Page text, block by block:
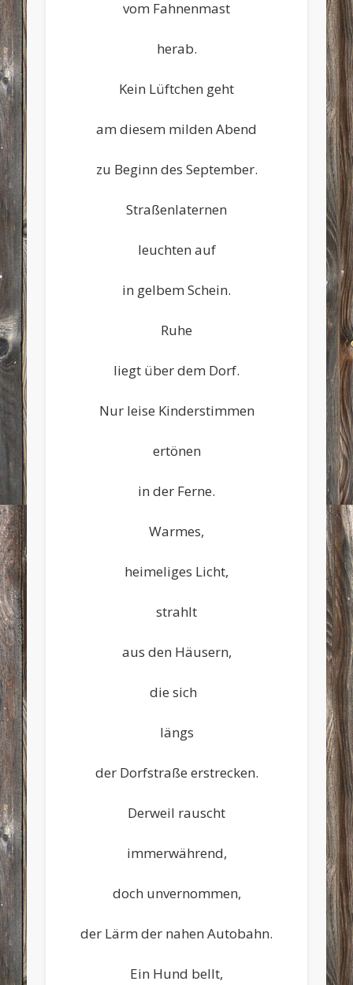
vom Fahnenmast
herab.
Kein Lüftchen geht
am diesem milden Abend
zu Beginn des September.
Straßenlaternen
leuchten auf
in gelbem Schein.
Ruhe
liegt über dem Dorf.
Nur leise Kinderstimmen
ertönen
in der Ferne.
Warmes,
heimeliges Licht,
strahlt
aus den Häusern,
die sich
längs
der Dorfstraße erstrecken.
Derweil rauscht
immerwährend,
doch unvernommen,
der Lärm der nahen Autobahn.
Ein Hund bellt,